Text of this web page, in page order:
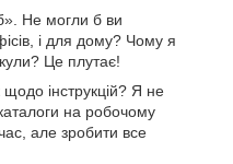
Не могли б ви
і для дому? Чому я
Це плутає!
інструкцій? Я не
на робочому
але зробити все